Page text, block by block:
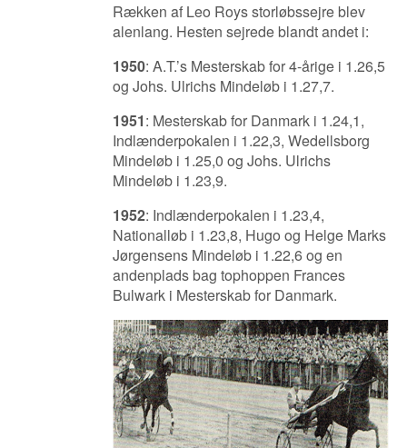
Rækken af Leo Roys storløbssejre blev
alenlang. Hesten sejrede blandt andet i:
1950: A.T.’s Mesterskab for 4-årige i 1.26,5
og Johs. Ulrichs Mindeløb i 1.27,7.
1951: Mesterskab for Danmark i 1.24,1,
Indlænderpokalen i 1.22,3, Wedellsborg
Mindeløb i 1.25,0 og Johs. Ulrichs
Mindeløb i 1.23,9.
1952: Indlænderpokalen i 1.23,4,
Nationalløb i 1.23,8, Hugo og Helge Marks
Jørgensens Mindeløb i 1.22,6 og en
andenplads bag tophoppen Frances
Bulwark i Mesterskab for Danmark.